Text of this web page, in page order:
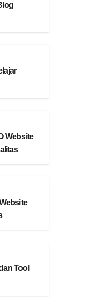
Website
Tool